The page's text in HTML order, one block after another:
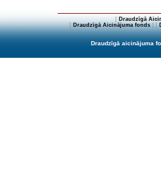
[ Draudzīgā
[Draudzīgā Aicinājuma fonds] [
Draudzīgā aicinājuma